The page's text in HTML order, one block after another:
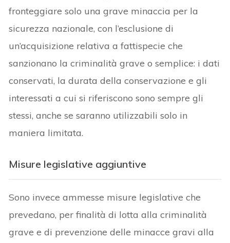
fronteggiare solo una grave minaccia per la
sicurezza nazionale, con l’esclusione di
un’acquisizione relativa a fattispecie che
sanzionano la criminalità grave o semplice: i dati
conservati, la durata della conservazione e gli
interessati a cui si riferiscono sono sempre gli
stessi, anche se saranno utilizzabili solo in
maniera limitata.
Misure legislative aggiuntive
Sono invece ammesse misure legislative che
prevedano, per finalità di lotta alla criminalità
grave e di prevenzione delle minacce gravi alla